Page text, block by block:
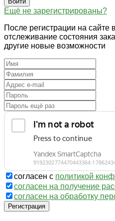
Ещё не зарегистрированы?
После регистрации на сайте
отслеживание состояния
другие новые возможности
согласен с политикой
согласен на получение
согласен на обработку
Регистрация